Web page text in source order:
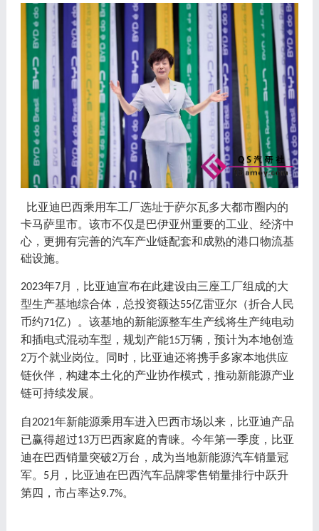
比亚迪巴西乘用车工厂选址于萨尔瓦多大都市圈内的
卡马萨里市。该市不仅是巴伊亚州重要的工业、经济中
心，更拥有完善的汽车产业链配套和成熟的港口物流基
础设施。
2023年7月，比亚迪宣布在此建设由三座工厂组成的大
型生产基地综合体，总投资额达55亿雷亚尔（折合人民
币约71亿）。该基地的新能源整车生产线将生产纯电动
和插电式混动车型，规划产能15万辆，预计为本地创造
2万个就业岗位。同时，比亚迪还将携手多家本地供应
链伙伴，构建本土化的产业协作模式，推动新能源产业
链可持续发展。
自2021年新能源乘用车进入巴西市场以来，比亚迪产品
已赢得超过13万巴西家庭的青睐。今年第一季度，比亚
迪在巴西销量突破2万台，成为当地新能源汽车销量冠
军。 5月，比亚迪在巴西汽车品牌零售销量排行中跃升
第四，市占率达9.7%。